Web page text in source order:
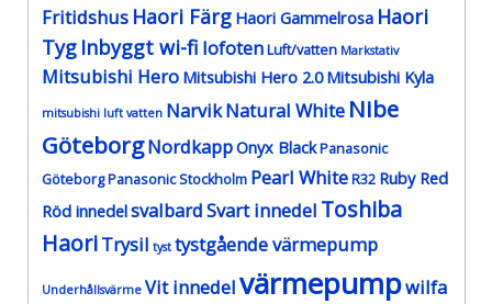
Fritidshus Haori Färg Haori Gammelrosa Haori
Tyg Inbyggt wi-fi lofotenLuft/vatten Markstativ
Mitsubishi Hero Mitsubishi Hero 2.0 Mitsubishi Kyla
mitsubishi luft vatten NarvikNatural White Nibe
GöteborgNordkappOnyx BlackPanasonic
GöteborgPanasonic Stockholm Pearl WhiteR32 Ruby Red
Röd innedelsvalbardSvart innedel Toshiba
HaoriTrysil tyst tystgående värmepump
Underhållsvärme Vit innedelvärmepumpwilfa